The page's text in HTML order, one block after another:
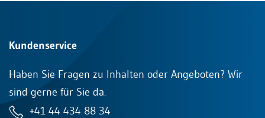
Kundenservice
Haben Sie Fragen zu Inhalten oder Angeboten? Wir
sind gerne für Sie da.
+41 44 434 88 34